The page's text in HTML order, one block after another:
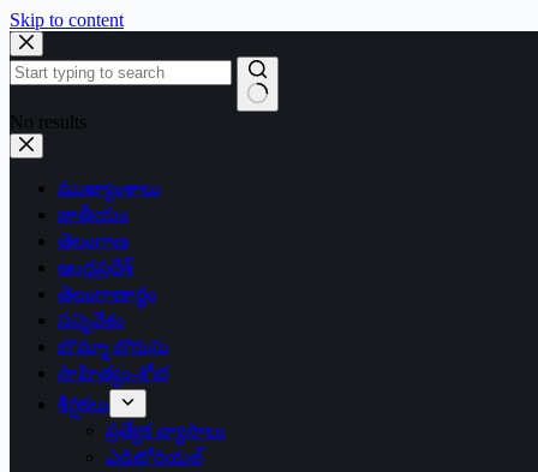
Skip to content
No results
ముఖ్యాంశాలు
జాతీయం
తెలంగాణ
ఆంధ్రప్రదేశ్
తెలంగాణార్థం
సన్నివేశం
బొమ్మా బొరుసు
సాహిత్యం-శోభ
శీర్షికలు
ప్రత్యేక వ్యాసాలు
ఎడిటోరియల్